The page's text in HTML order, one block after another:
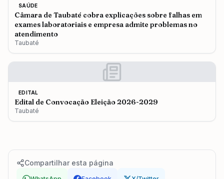
SAÚDE
Câmara de Taubaté cobra explicações sobre falhas em
exames laboratoriais e empresa admite problemas no
atendimento
Taubaté
EDITAL
Edital de Convocação Eleição 2026-2029
Taubaté
Compartilhar esta página